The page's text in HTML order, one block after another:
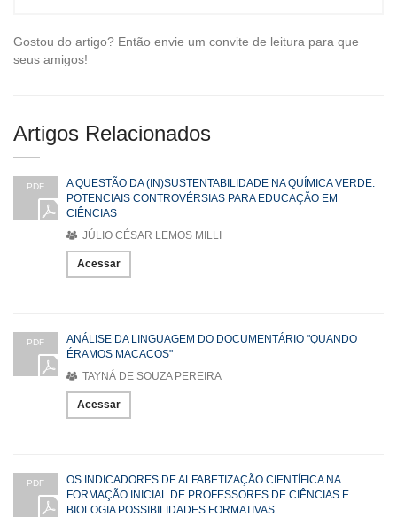
Gostou do artigo? Então envie um convite de leitura para que
seus amigos!
Artigos Relacionados
PDF
A QUESTÃO DA (IN)SUSTENTABILIDADE NA QUÍMICA VERDE:
POTENCIAIS CONTROVÉRSIAS PARA EDUCAÇÃO EM
CIÊNCIAS
JÚLIO CÉSAR LEMOS MILLI
Acessar
PDF
ANÁLISE DA LINGUAGEM DO DOCUMENTÁRIO "QUANDO
ÉRAMOS MACACOS"
TAYNÁ DE SOUZA PEREIRA
Acessar
PDF
OS INDICADORES DE ALFABETIZAÇÃO CIENTÍFICA NA
FORMAÇÃO INICIAL DE PROFESSORES DE CIÊNCIAS E
BIOLOGIA POSSIBILIDADES FORMATIVAS